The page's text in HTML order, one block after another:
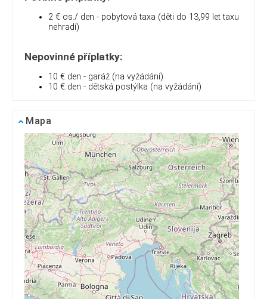
2 € os./ den - pobytová taxa (děti do 13,99 let taxu
nehradí)
Nepovinné příplatky:
10 € den - garáž (na vyžádání)
10 € den - dětská postýlka (na vyžádání)
Mapa